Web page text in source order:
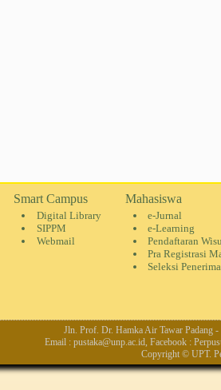
Smart Campus
Digital Library
SIPPM
Webmail
Mahasiswa
e-Jurnal
e-Learning
Pendaftaran
Pra Registrasi
Seleksi
Jln. Prof. Dr. Hamka Air Tawar Padang
Email : pustaka@unp.ac.id, Facebook :
Copyright © UPT.